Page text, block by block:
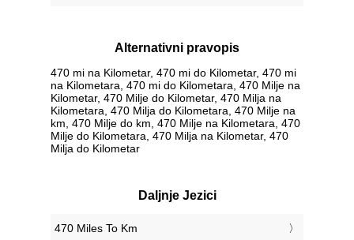
Alternativni pravopis
470 mi na Kilometar, 470 mi do Kilometar, 470 mi
na Kilometara, 470 mi do Kilometara, 470 Milje na
Kilometar, 470 Milje do Kilometar, 470 Milja na
Kilometara, 470 Milja do Kilometara, 470 Milje na
km, 470 Milje do km, 470 Milje na Kilometara, 470
Milje do Kilometara, 470 Milja na Kilometar, 470
Milja do Kilometar
Daljnje Jezici
‎470 Miles To Km